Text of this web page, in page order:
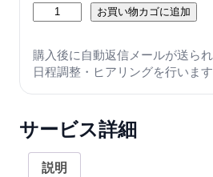
【バ
ン
ー
バ
ー】
ャ
リ
ア
お買い物カゴに追加
購入後に自動返信メールが送ら
日程調整・ヒアリングを行います
サービス詳細
説明